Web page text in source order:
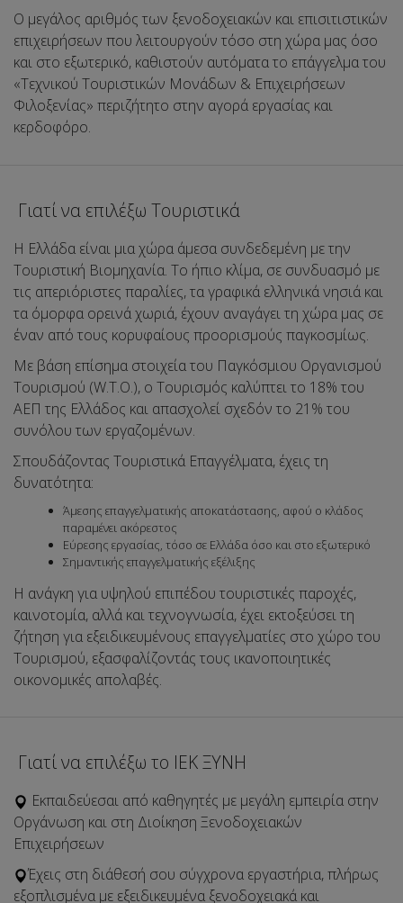
Ο μεγάλος αριθμός των ξενοδοχειακών και επισιτιστικών
επιχειρήσεων που λειτουργούν τόσο στη χώρα μας όσο
και στο εξωτερικό, καθιστούν αυτόματα το επάγγελμα του
«Τεχνικού Τουριστικών Μονάδων & Επιχειρήσεων
Φιλοξενίας» περιζήτητο στην αγορά εργασίας και
κερδοφόρο.
Γιατί να επιλέξω Τουριστικά
Η Ελλάδα είναι μια χώρα άμεσα συνδεδεμένη με την
Τουριστική Βιομηχανία. Το ήπιο κλίμα, σε συνδυασμό με
τις απεριόριστες παραλίες, τα γραφικά ελληνικά νησιά και
τα όμορφα ορεινά χωριά, έχουν αναγάγει τη χώρα μας σε
έναν από τους κορυφαίους προορισμούς παγκοσμίως.
Με βάση επίσημα στοιχεία του Παγκόσμιου Οργανισμού
Τουρισμού (W.T.O.), ο Τουρισμός καλύπτει το 18% του
ΑΕΠ της Ελλάδος και απασχολεί σχεδόν το 21% του
συνόλου των εργαζομένων.
Σπουδάζοντας Τουριστικά Επαγγέλματα, έχεις τη
δυνατότητα:
Άμεσης επαγγελματικής αποκατάστασης, αφού ο κλάδος
παραμένει ακόρεστος
Εύρεσης εργασίας, τόσο σε Ελλάδα όσο και στο εξωτερικό
Σημαντικής επαγγελματικής εξέλιξης
Η ανάγκη για υψηλού επιπέδου τουριστικές παροχές,
καινοτομία, αλλά και τεχνογνωσία, έχει εκτοξεύσει τη
ζήτηση για εξειδικευμένους επαγγελματίες στο χώρο του
Τουρισμού, εξασφαλίζοντάς τους ικανοποιητικές
οικονομικές απολαβές.
Γιατί να επιλέξω το ΙΕΚ ΞΥΝΗ
Εκπαιδεύεσαι από καθηγητές με μεγάλη εμπειρία στην
Οργάνωση και στη Διοίκηση Ξενοδοχειακών
Επιχειρήσεων
Έχεις στη διάθεσή σου σύγχρονα εργαστήρια, πλήρως
εξοπλισμένα με εξειδικευμένα ξενοδοχειακά και